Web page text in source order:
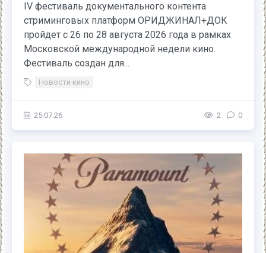
IV фестиваль документального контента
стриминговых платформ ОРИДЖИНАЛ+ДОК
пройдет с 26 по 28 августа 2026 года в рамках
Московской международной недели кино.
Фестиваль создан для...
Новости кино
25.07.26 2 0